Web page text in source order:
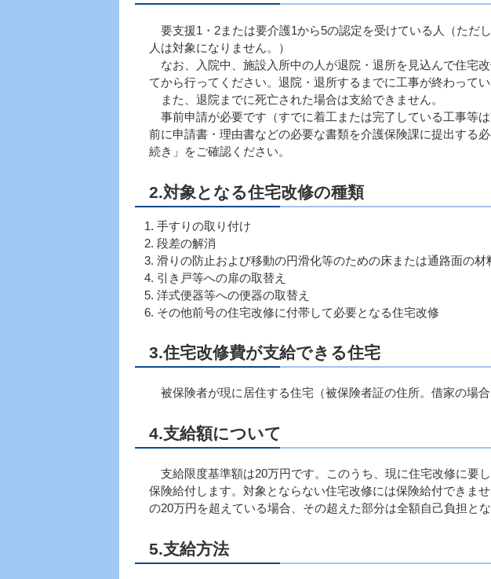
要支援1・2または要介護1から5の認定を受けている人（ただ
人は対象になりません。）
なお、入院中、施設入所中の人が退院・退所を見込んで住宅
てから行ってください。退院・退所するまでに工事が終わって
また、退院までに死亡された場合は支給できません。
事前申請が必要です（すでに着工または完了している工事等
前に申請書・理由書などの必要な書類を介護保険課に提出する
続き」をご確認ください。
2.対象となる住宅改修の種類
手すりの取り付け
段差の解消
滑りの防止および移動の円滑化等のための床または通路面の材
引き戸等への扉の取替え
洋式便器等への便器の取替え
その他前号の住宅改修に付帯して必要となる住宅改修
3.住宅改修費が支給できる住宅
被保険者が現に居住する住宅（被保険者証の住所。借家の場
4.支給額について
支給限度基準額は20万円です。このうち、現に住宅改修に要
保険給付します。対象とならない住宅改修には保険給付できま
の20万円を超えている場合、その超えた部分は全額自己負担とな
5.支給方法